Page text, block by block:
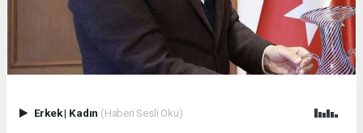
Erkek| Kadın (Haberi Sesli Oku)